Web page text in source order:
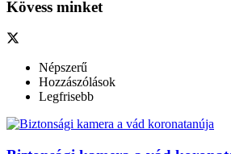
Kövess minket
Népszerű
Hozzászólások
Legfrisebb